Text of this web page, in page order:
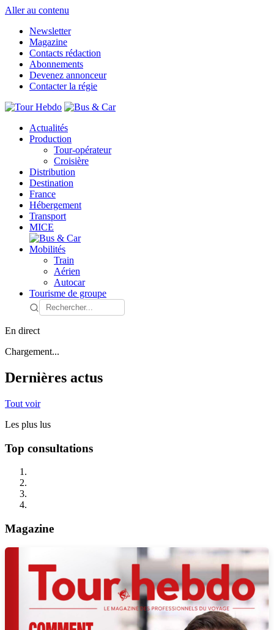
Aller au contenu
Newsletter
Magazine
Contacts rédaction
Abonnements
Devenez annonceur
Contacter la régie
Actualités
Production
Tour-opérateur
Croisière
Distribution
Destination
France
Hébergement
Transport
MICE
Mobilités
Train
Aérien
Autocar
Tourisme de groupe
En direct
Chargement...
Dernières actus
Tout voir
Les plus lus
Top consultations
Magazine